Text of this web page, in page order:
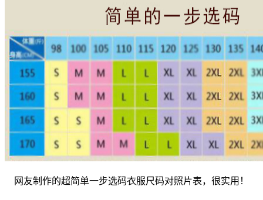
网友制作的超简单一步选码衣服尺码对照片表，很实用！